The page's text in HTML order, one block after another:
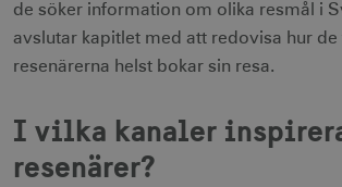
de söker information om olika resmål i
avslutar kapitlet med att redovisa hur de
resenärerna helst bokar sin resa.
I vilka kanaler
resenärer?